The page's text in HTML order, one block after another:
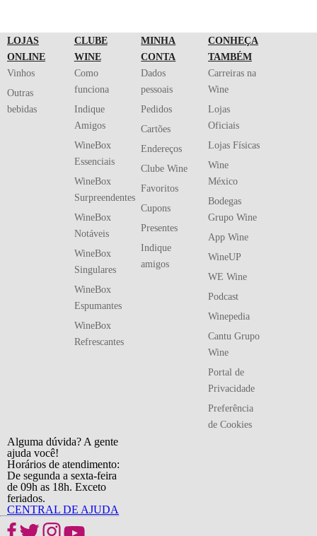
LOJAS
ONLINE
Vinhos
Outras
bebidas
CLUBE
WINE
Como
funciona
Indique
Amigos
WineBox
Essenciais
WineBox
Surpreendentes
WineBox
Notáveis
WineBox
Singulares
WineBox
Espumantes
WineBox
Refrescantes
MINHA
CONTA
Dados
pessoais
Pedidos
Cartões
Endereços
Clube Wine
Favoritos
Cupons
Presentes
Indique
amigos
CONHEÇA
TAMBÉM
Carreiras na
Wine
Lojas
Oficiais
Lojas Físicas
Wine
México
Bodegas
Grupo Wine
App Wine
WineUP
WE Wine
Podcast
Winepedia
Cantu Grupo
Wine
Portal de
Privacidade
Preferência
de Cookies
Alguma dúvida? A gente
ajuda você!
Horários de atendimento:
De segunda a sexta-feira
de 09h as 18h. Exceto
feriados.
CENTRAL DE AJUDA